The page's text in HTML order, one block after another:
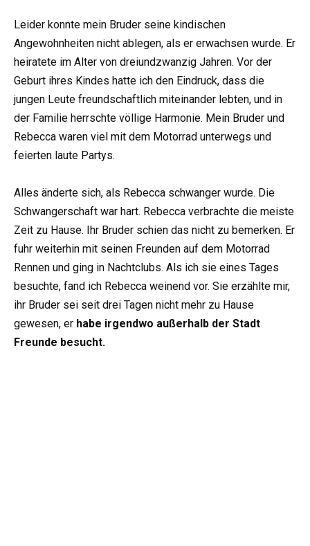
Leider konnte mein Bruder seine kindischen
Angewohnheiten nicht ablegen, als er erwachsen wurde. Er
heiratete im Alter von dreiundzwanzig Jahren. Vor der
Geburt ihres Kindes hatte ich den Eindruck, dass die
jungen Leute freundschaftlich miteinander lebten, und in
der Familie herrschte völlige Harmonie. Mein Bruder und
Rebecca waren viel mit dem Motorrad unterwegs und
feierten laute Partys.
Alles änderte sich, als Rebecca schwanger wurde. Die
Schwangerschaft war hart. Rebecca verbrachte die meiste
Zeit zu Hause. Ihr Bruder schien das nicht zu bemerken. Er
fuhr weiterhin mit seinen Freunden auf dem Motorrad
Rennen und ging in Nachtclubs. Als ich sie eines Tages
besuchte, fand ich Rebecca weinend vor. Sie erzählte mir,
ihr Bruder sei seit drei Tagen nicht mehr zu Hause
gewesen, er habe irgendwo außerhalb der Stadt
Freunde besucht.